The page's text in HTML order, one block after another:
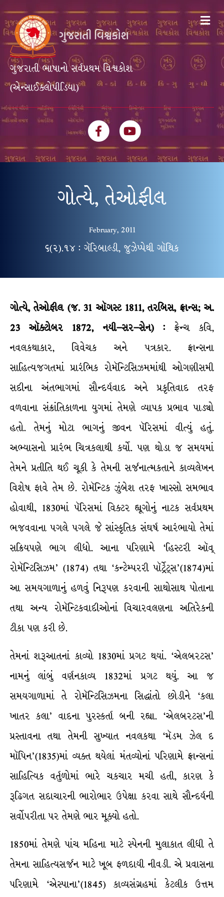
ગુજરાતી ભાષાનો સર્વપ્રથમ વિશ્વકોશ
(એન્સાઈક્લોપીડિયા)
FacebookYoutube
ગોત્યે, તેઓફીલ
February, 2011
૬(૨).૧૪ : ગૅરિબાલ્ડી, જુઝેપ્પેથી ગૉથિક
ગોત્યે, તેઓફીલ (જ. 31 ઑગસ્ટ 1811, તરબિસ, ફ્રાન્સ; અ.
23 ઑક્ટોબર 1872, નયી–સર–સેન) : ફ્રેન્ચ કવિ,
નવલકથાકાર, વિવેચક અને પત્રકાર. ફ્રાન્સના
સાહિત્યજગતમાં પ્રારંભિક રોમૅન્ટિસિઝમમાંથી ઓગણીસમી
સદીના અંતભાગમાં સૌન્દર્યવાદ અને પ્રકૃતિવાદ તરફ
વળવાના સંક્રાંતિકાળના યુગમાં તેમણે વ્યાપક પ્રભાવ પાડ્યો
હતો. તેમનું મોટા ભાગનું જીવન પૅરિસમાં વીત્યું હતું.
અભ્યાસનો પ્રારંભ ચિત્રકલાથી કર્યો. પણ થોડા જ સમયમાં
તેમને પ્રતીતિ થઈ ચૂકી કે તેમની સર્જનાત્મકતાને કાવ્યલેખન
વિશેષ ફાવે તેમ છે. રોમૅન્ટિક ઝુંબેશ તરફ ખાસ્સો સમભાવ
હોવાથી, 1830માં પૅરિસમાં વિક્ટર હ્યૂગોનું નાટક સર્વપ્રથમ
ભજવવાના પગલે પગલે જે સાંસ્કૃતિક સંઘર્ષ આરંભાયો તેમાં
સક્રિયપણે ભાગ લીધો. આના પરિણામે ‘હિસ્ટરી ઑવ્
રોમૅન્ટિસિઝમ’ (1874) તથા ‘કન્ટેમ્પરરી પૉર્ટ્રેટ્સ’(1874)માં
આ સમયગાળાનું હળવું નિરૂપણ કરવાની સાથોસાથ પોતાના
તથા અન્ય રોમૅન્ટિકવાદીઓનાં વિચારવલણના અતિરેકની
ટીકા પણ કરી છે.
તેમનાં શરૂઆતનાં કાવ્યો 1830માં પ્રગટ થયાં. ‘એલબરટસ’
નામનું લાંબું વર્ણનકાવ્ય 1832માં પ્રગટ થયું. આ જ
સમયગાળામાં તે રોમૅન્ટિસિઝમના સિદ્ધાંતો છોડીને ‘કલા
ખાતર કલા’ વાદના પુરસ્કર્તા બની રહ્યા. ‘એલબરટસ’ની
પ્રસ્તાવના તથા તેમની સુખ્યાત નવલકથા ‘મૅડમ ઝેલ દ
મૉપિન’(1835)માં વ્યક્ત થયેલાં મંતવ્યોનાં પરિણામે ફ્રાન્સનાં
સાહિત્યિક વર્તુળોમાં ભારે ચકચાર મચી હતી, કારણ કે
રૂઢિગત સદાચારની ભારોભાર ઉપેક્ષા કરવા સાથે સૌન્દર્યની
સર્વોપરીતા પર તેમણે ભાર મૂક્યો હતો.
1850માં તેમણે પાંચ મહિના માટે સ્પેનની મુલાકાત લીધી તે
તેમના સાહિત્યસર્જન માટે ખૂબ ફળદાયી નીવડી. એ પ્રવાસના
પરિણામે ‘એસ્પાના’(1845) કાવ્યસંગ્રહમાં કેટલીક ઉત્તમ